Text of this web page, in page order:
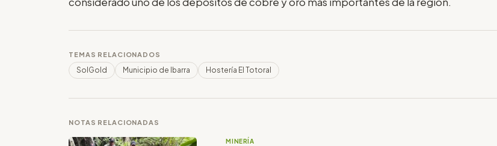
TEMAS RELACIONADOS
SolGold Municipio de Ibarra Hostería El Totoral
NOTAS RELACIONADAS
MINERÍA